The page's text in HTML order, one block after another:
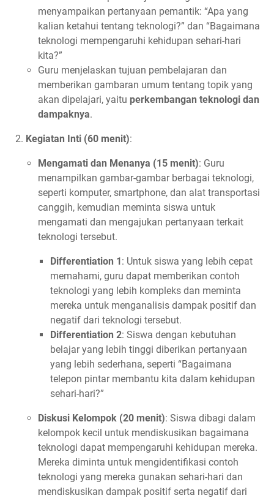
menyampaikan pertanyaan pemantik: “Apa yang
kalian ketahui tentang teknologi?” dan “Bagaimana
teknologi mempengaruhi kehidupan sehari-hari
kita?”
Guru menjelaskan tujuan pembelajaran dan
memberikan gambaran umum tentang topik yang
akan dipelajari, yaitu perkembangan teknologi dan
dampaknya.
Kegiatan Inti (60 menit):
Mengamati dan Menanya (15 menit): Guru
menampilkan gambar-gambar berbagai teknologi,
seperti komputer, smartphone, dan alat transportasi
canggih, kemudian meminta siswa untuk
mengamati dan mengajukan pertanyaan terkait
teknologi tersebut.
Differentiation 1: Untuk siswa yang lebih cepat
memahami, guru dapat memberikan contoh
teknologi yang lebih kompleks dan meminta
mereka untuk menganalisis dampak positif dan
negatif dari teknologi tersebut.
Differentiation 2: Siswa dengan kebutuhan
belajar yang lebih tinggi diberikan pertanyaan
yang lebih sederhana, seperti “Bagaimana
telepon pintar membantu kita dalam kehidupan
sehari-hari?”
Diskusi Kelompok (20 menit): Siswa dibagi dalam
kelompok kecil untuk mendiskusikan bagaimana
teknologi dapat mempengaruhi kehidupan mereka.
Mereka diminta untuk mengidentifikasi contoh
teknologi yang mereka gunakan sehari-hari dan
mendiskusikan dampak positif serta negatif dari